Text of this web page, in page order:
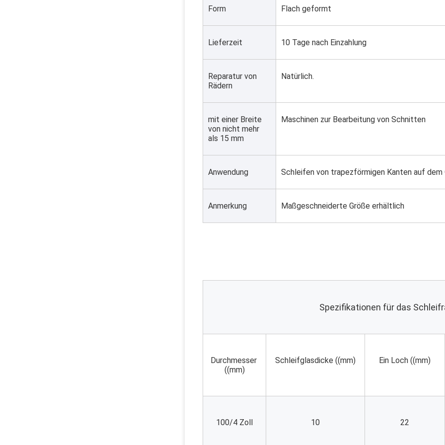
Form Flach geformt
Lieferzeit 10 Tage nach Einzahlung
Reparatur von
Rädern
Natürlich.
mit einer Breite
von nicht mehr
als 15 mm
Maschinen zur Bearbeitung von Schnitten
Anwendung Schleifen von trapezförmigen Kanten auf dem
Anmerkung Maßgeschneiderte Größe erhältlich
Spezifikationen für das
Durchmesser
((mm)
Schleifglasdicke ((mm) Ein Loch ((mm)
100/4 Zoll 10 22